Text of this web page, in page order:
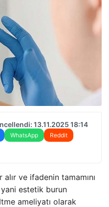
13.11.2025 18:14
WhatsApp
Reddit
ve ifadenin tamamını
estetik burun
ameliyatı olarak